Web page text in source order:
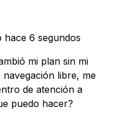
hace 6 segundos
mi plan sin mi
libre, me
de atención a
puedo hacer?